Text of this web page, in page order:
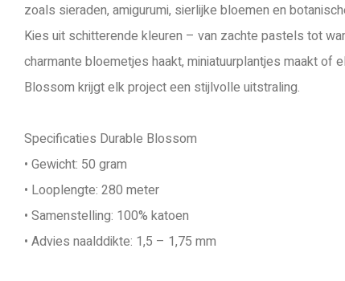
zoals sieraden, amigurumi, sierlijke bloemen en
Kies uit schitterende kleuren – van zachte pastels tot
charmante bloemetjes haakt, miniatuurplantjes maakt of
Blossom krijgt elk project een stijlvolle uitstraling.
Specificaties Durable Blossom
• Gewicht: 50 gram
• Looplengte: 280 meter
• Samenstelling: 100% katoen
• Advies naalddikte: 1,5 – 1,75 mm